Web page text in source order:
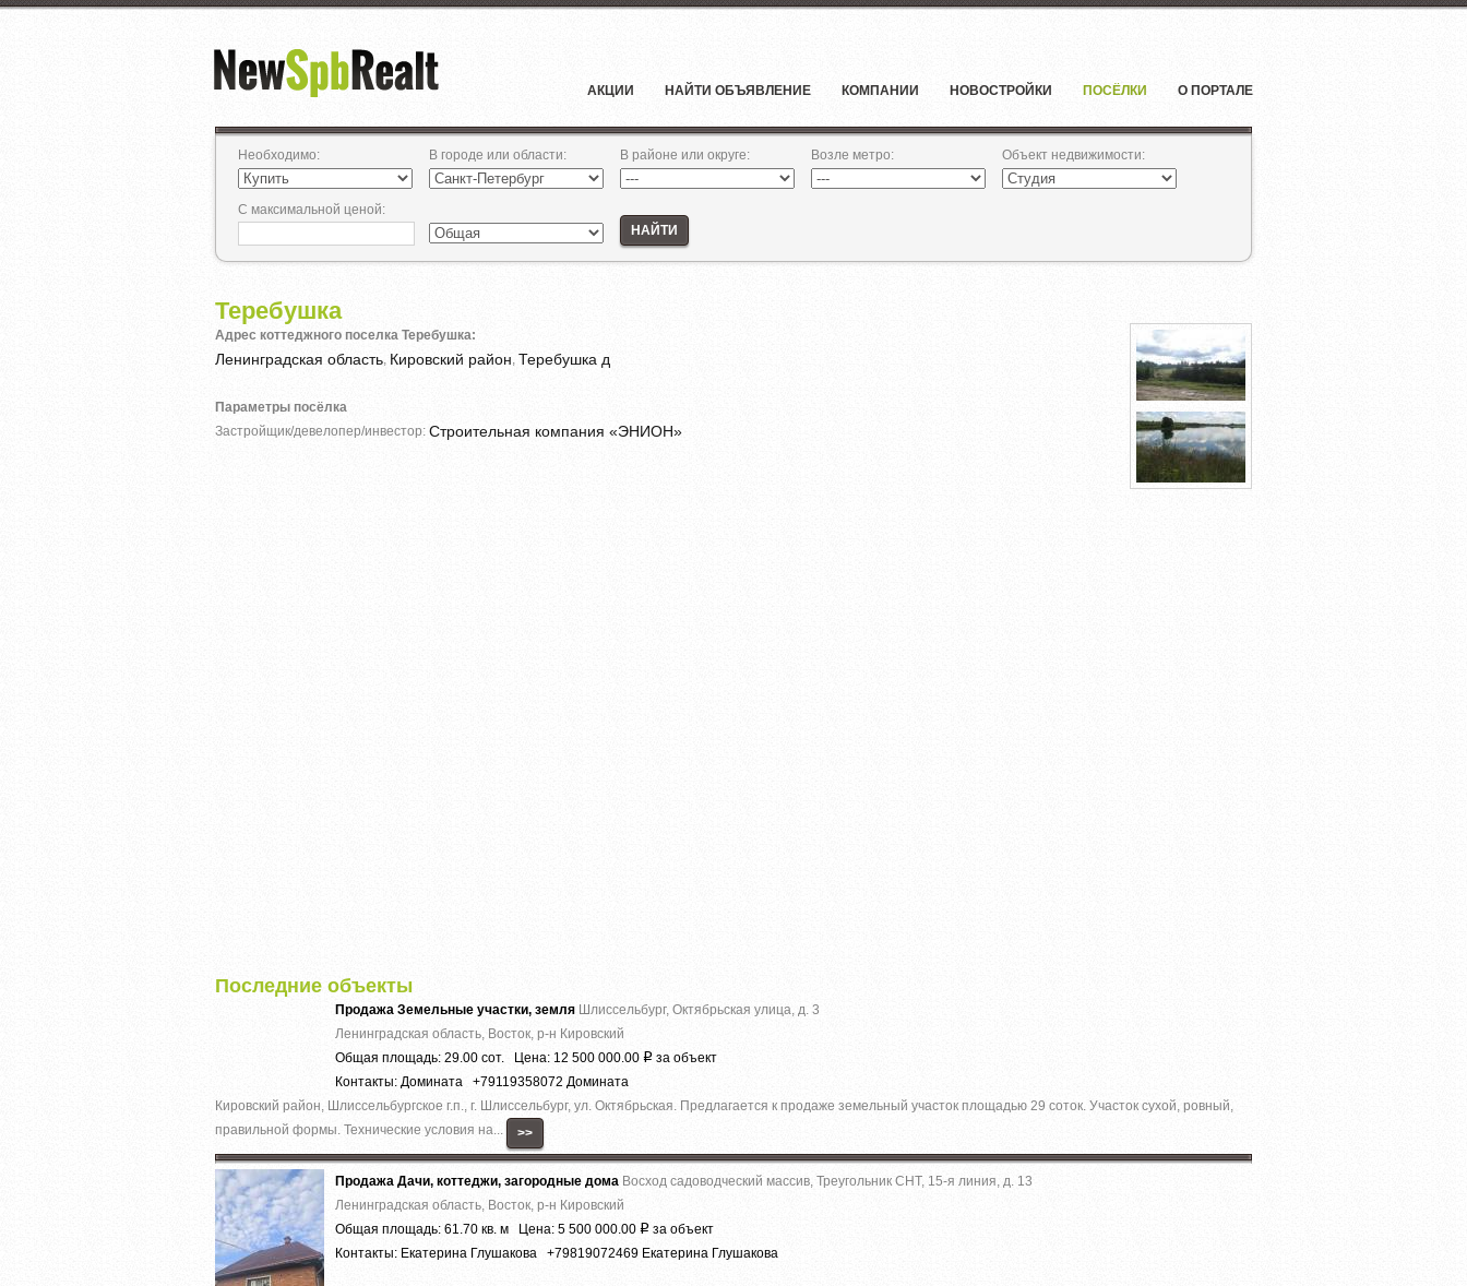
АКЦИИ НАЙТИ ОБЪЯВЛЕНИЕ КОМПАНИИ НОВОСТРОЙКИ ПОСЁЛКИ О ПОРТАЛЕ
Необходимо: В городе или области: В районе или округе: Возле метро: Объект недвижимости:
С максимальной ценой:
НАЙТИ
Теребушка
Адрес коттеджного поселка Теребушка:
Ленинградская область, Кировский район, Теребушка д
Параметры посёлка
Застройщик/девелопер/инвестор: Строительная компания «ЭНИОН»
Последние объекты
Продажа Земельные участки, земля Шлиссельбург, Октябрьская улица, д. 3
Ленинградская область, Восток, р-н Кировский
Общая площадь: 29.00 сот. Цена: 12 500 000.00 Р за объект
Контакты: Домината +79119358072 Домината
Кировский район, Шлиссельбургское г.п., г. Шлиссельбург, ул. Октябрьская. Предлагается к продаже земельный участок площадью 29 соток. Участок сухой, ровный,
правильной формы. Технические условия на...
>>
Продажа Дачи, коттеджи, загородные дома Восход садоводческий массив, Треугольник СНТ, 15-я линия, д. 13
Ленинградская область, Восток, р-н Кировский
Общая площадь: 61.70 кв. м Цена: 5 500 000.00 Р за объект
Контакты: Екатерина Глушакова +79819072469 Екатерина Глушакова